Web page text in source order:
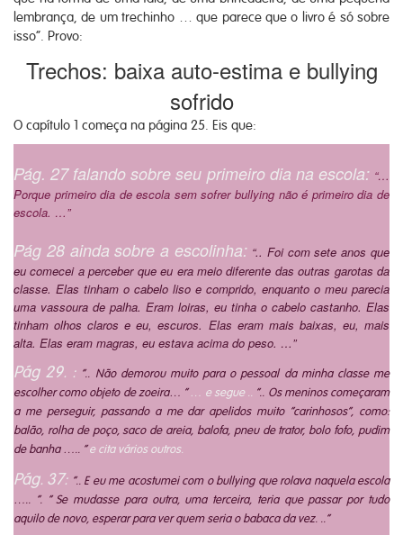
lembrança, de um trechinho … que parece que o livro é só sobre
isso”. Provo:
Trechos: baixa auto-estima e bullying
sofrido
O capítulo 1 começa na página 25. Eis que:
Pág. 27 falando sobre seu primeiro dia na escola: “…
Porque primeiro dia de escola sem sofrer bullying não é primeiro dia de
escola. …”
Pág 28 ainda sobre a escolinha: “.. Foi com sete anos que
eu comecei a perceber que eu era meio diferente das outras garotas da
classe. Elas tinham o cabelo liso e comprido, enquanto o meu parecia
uma vassoura de palha. Eram loiras, eu tinha o cabelo castanho. Elas
tinham olhos claros e eu, escuros. Elas eram mais baixas, eu, mais
alta. Elas eram magras, eu estava acima do peso. …”
Pág 29. : “.. Não demorou muito para o pessoal da minha classe me
escolher como objeto de zoeira… ” … e segue .. “.. Os meninos começaram
a me perseguir, passando a me dar apelidos muito “carinhosos”, como:
balão, rolha de poço, saco de areia, balofa, pneu de trator, bolo fofo, pudim
de banha ….. “e cita vários outros.
Pág. 37: “.. E eu me acostumei com o bullying que rolava naquela escola
….. “. ” Se mudasse para outra, uma terceira, teria que passar por tudo
aquilo de novo, esperar para ver quem seria o babaca da vez. ..”